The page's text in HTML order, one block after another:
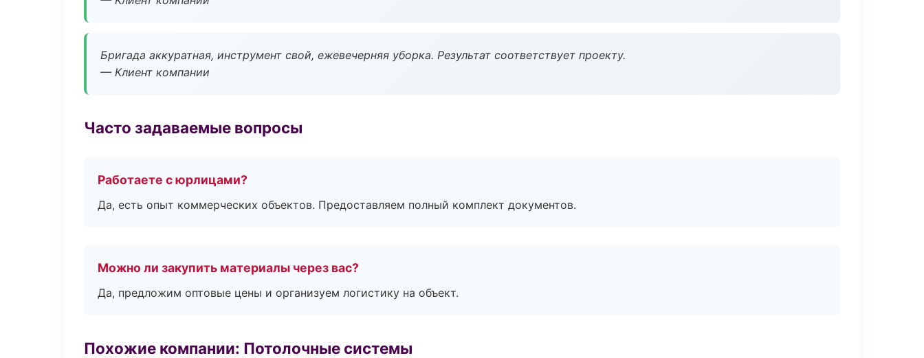
Бригада аккуратная, инструмент свой, ежевечерняя уборка. Результат соответствует проекту.
— Клиент компании
Часто задаваемые вопросы
Работаете с юрлицами?
Да, есть опыт коммерческих объектов. Предоставляем полный комплект документов.
Можно ли закупить материалы через вас?
Да, предложим оптовые цены и организуем логистику на объект.
Похожие компании: Потолочные системы